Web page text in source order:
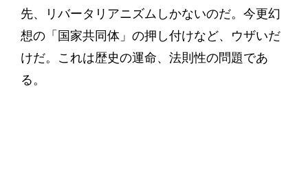
先、リバータリアニズムしかないのだ。今更幻
想の「国家共同体」の押し付けなど、ウザいだ
けだ。これは歴史の運命、法則性の問題であ
る。